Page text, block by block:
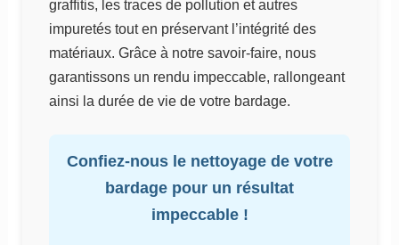
graffitis, les traces de pollution et autres
impuretés tout en préservant l’intégrité des
matériaux. Grâce à notre savoir-faire, nous
garantissons un rendu impeccable, rallongeant
ainsi la durée de vie de votre bardage.
Confiez-nous le nettoyage de votre
bardage pour un résultat
impeccable !